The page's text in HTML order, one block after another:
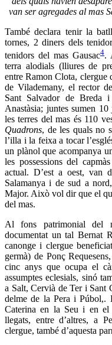
van ser agregades al mas
També declara tenir la
tornes, 2 diners dels
tenidors del mas Gausac4.
terra alodials (lliures de
entre Ramon Clota, clergue
de Vilademany, el rector
Sant Salvador de Breda i
Anastàsia; juntes sumen
les terres del mas és 110
Quadrons, de les quals no
l’illa i la feixa a tocar
un plànol que acompanya
les possessions del
actual. D’est a oest, van
Salamanya i de sud a
Major. Això vol dir que el
del mas.
Al fons patrimonial del
documentat un tal Bernat
canonge i clergue
germà) de Ponç
cinc anys que ocupa el
assumptes eclesials, sinó
a Salt, Cervià de Ter i Sant
delme de la Pera i Púbol,.
Caterina en la Seu i en el
llegats, entre d’altres, a
clergue, també d’aquesta